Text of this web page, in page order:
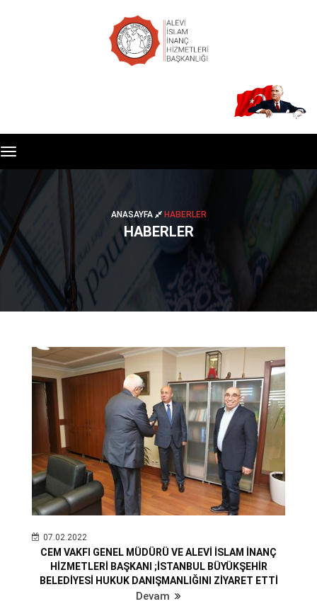
Toggle
navigation
ANASAYFA HABERLER
HABERLER
07.02.2022
CEM VAKFI GENEL MÜDÜRÜ VE ALEVİ İSLAM İNANÇ
HİZMETLERİ BAŞKANI ;İSTANBUL BÜYÜKŞEHİR
BELEDİYESİ HUKUK DANIŞMANLIĞINI ZİYARET ETTİ
Devam